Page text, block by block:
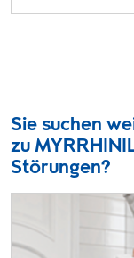
Sie suchen
zu
Störungen?